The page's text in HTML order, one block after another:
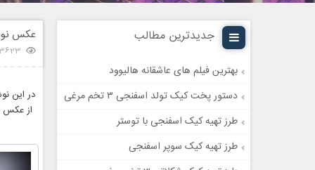
جدیدترین مطالب
بهترین فیلم های عاشقانه هالیوود
دستور پخت کیک تولد اسفنجی ۳ تخم مرغی
طرز تهیه کیک اسفنجی با توستر
طرز تهیه کیک سوپر اسفنجی
عکس
13623
در این
از عکس